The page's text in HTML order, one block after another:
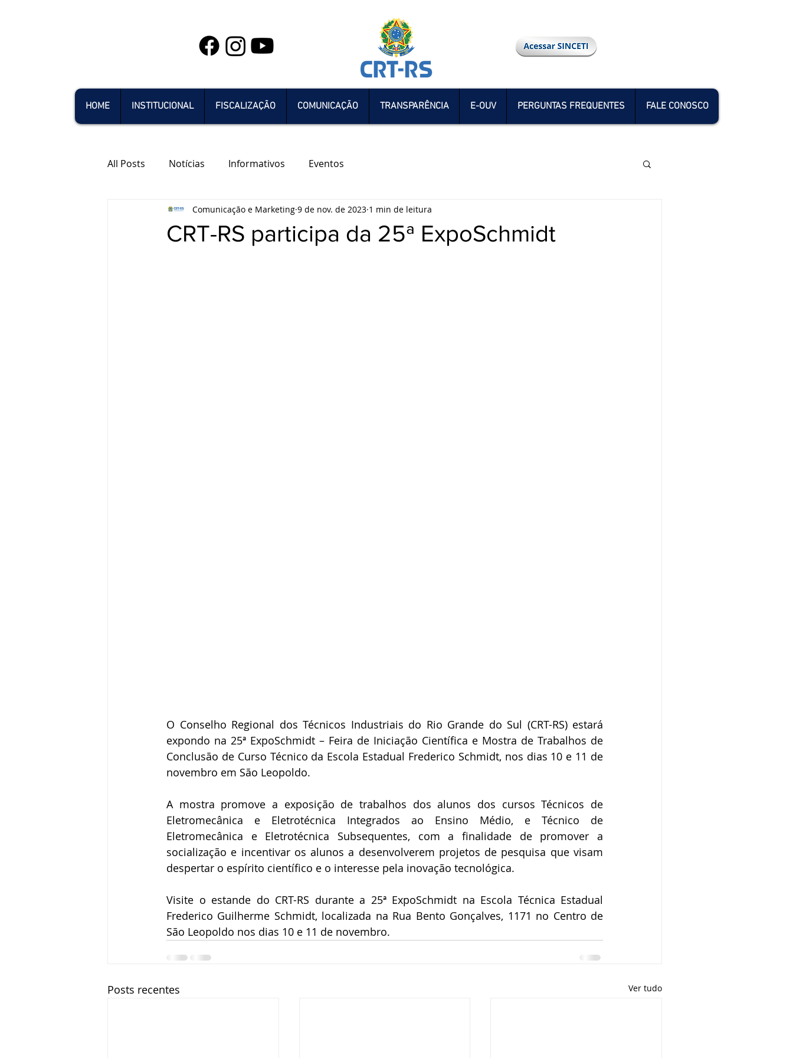
HOME INSTITUCIONAL FISCALIZAÇÃO COMUNICAÇÃO TRANSPARÊNCIA E-OUV PERGUNTAS FREQUENTES FALE CONOSCO
All Posts Notícias Informativos Eventos
CRT-RS participa da 25ª ExpoSchmidt
Comunicação e Marketing 9 de nov. de 2023 1 min de leitura
O Conselho Regional dos Técnicos Industriais do Rio Grande do Sul (CRT-RS) estará
expondo na 25ª ExpoSchmidt – Feira de Iniciação Científica e Mostra de Trabalhos de
Conclusão de Curso Técnico da Escola Estadual Frederico Schmidt, nos dias 10 e 11 de
novembro em São Leopoldo.
A mostra promove a exposição de trabalhos dos alunos dos cursos Técnicos de
Eletromecânica e Eletrotécnica Integrados ao Ensino Médio, e Técnico de
Eletromecânica e Eletrotécnica Subsequentes, com a finalidade de promover a
socialização e incentivar os alunos a desenvolverem projetos de pesquisa que visam
despertar o espírito científico e o interesse pela inovação tecnológica.
Visite o estande do CRT-RS durante a 25ª ExpoSchmidt na Escola Técnica Estadual
Frederico Guilherme Schmidt, localizada na Rua Bento Gonçalves, 1171 no Centro de
São Leopoldo nos dias 10 e 11 de novembro.
Posts recentes Ver tudo